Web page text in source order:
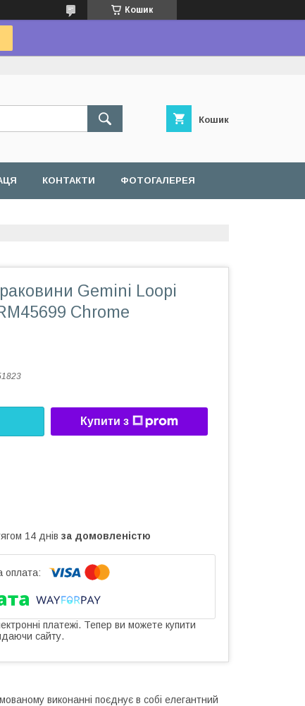
Кошик
Кошик
КОНТАКТИ ФОТОГАЛЕРЕЯ
Gemini Loopi
Chrome
Купити з
14 днів за домовленістю
платежі. Тепер ви можете купити
сайту.
виконанні поєднує в собі елегантний